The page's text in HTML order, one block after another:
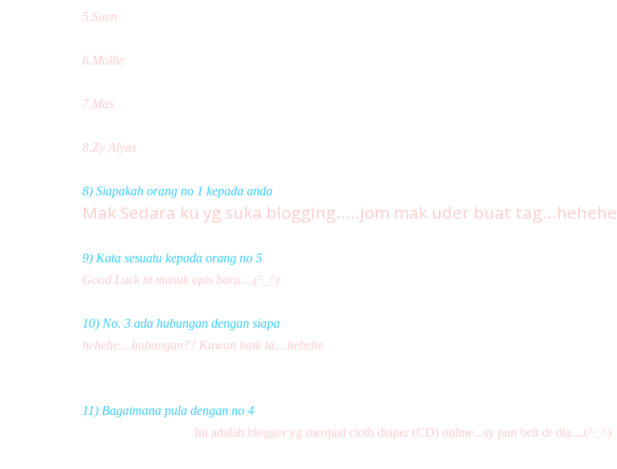
5.Suen
6.Mollie
7.Mas
8.Zy Alyas
8) Siapakah orang no 1 kepada anda
Mak Sedara ku yg suka blogging.....jom mak uder buat tag...hehehe
9) Kata sesuatu kepada orang no 5
Good Luck nt masuk opis baru....(^_^)
10) No. 3 ada hubungan dengan siapa
hehehe....hubungan?? Kawan baik la....hehehe
11) Bagaimana pula dengan no 4
Ini adalah blogger yg menjual cloth diaper (CD) online...sy pun beli dr dia....(^_^)